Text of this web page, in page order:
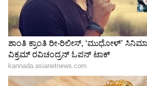
Trade Deal | Party Rounds